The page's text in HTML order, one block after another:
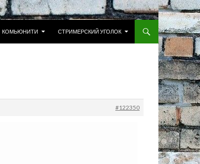
КОМЬЮНИТИ СТРИМЕРСКИЙ УГОЛОК
#122350